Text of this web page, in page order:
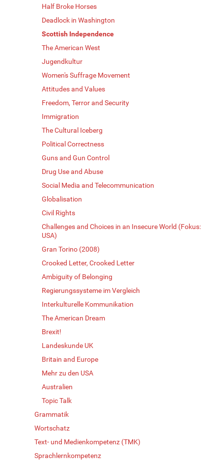
Half Broke Horses
Deadlock in Washington
Scottish Independence
The American West
Jugendkultur
Women's Suffrage Movement
Attitudes and Values
Freedom, Terror and Security
Immigration
The Cultural Iceberg
Political Correctness
Guns and Gun Control
Drug Use and Abuse
Social Media and Telecommunication
Globalisation
Civil Rights
Challenges and Choices in an Insecure World (Fokus:
USA)
Gran Torino (2008)
Crooked Letter, Crooked Letter
Ambiguity of Belonging
Regierungssysteme im Vergleich
Interkulturelle Kommunikation
The American Dream
Brexit!
Landeskunde UK
Britain and Europe
Mehr zu den USA
Australien
Topic Talk
Grammatik
Wortschatz
Text- und Medienkompetenz (TMK)
Sprachlernkompetenz